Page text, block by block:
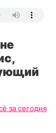
за сегодня